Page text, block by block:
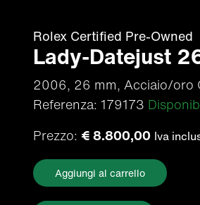
Rolex Certified Pre-Owned
Lady-Datejust
2006, 26 mm, Acciaio/oro
Referenza: 179173
Prezzo: € 8.800,00 Iva
Aggiungi al carrello